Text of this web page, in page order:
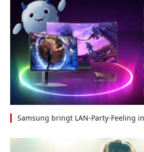
Samsung bringt LAN-Party-Feeling